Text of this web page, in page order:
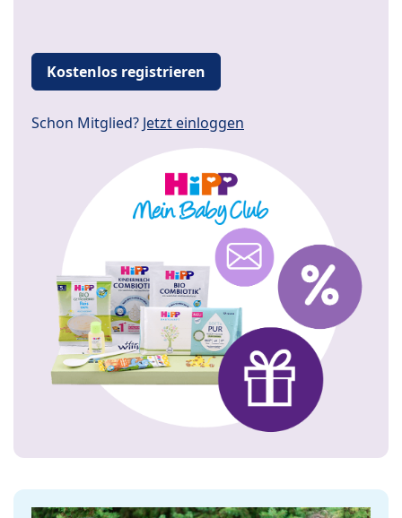
Kostenlos registrieren
Schon Mitglied? Jetzt einloggen